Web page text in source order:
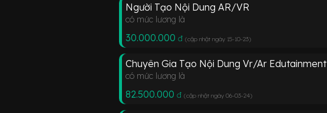
Người Tạo Nội Dung AR/VR
có mức lương là
30.000.000 đ (cập nhật ngày 15-10-23)
Chuyên Gia Tạo Nội Dung Vr/Ar Edutainment
có mức lương là
82.500.000 đ (cập nhật ngày 06-03-24)